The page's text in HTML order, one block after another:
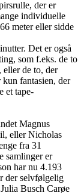
der er
individuelle
meter eller sidde
Det er også
som f.eks. de to
eller de to, der
kun fantasien, der
et tape-
Magnus
eller Nicholas
fra 31
samlinger er
har nu 4.193
der selvfølgelig
Busch Carøe